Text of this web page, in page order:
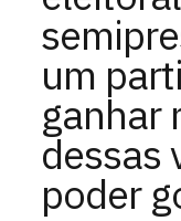
um
ganhar
dessas
poder